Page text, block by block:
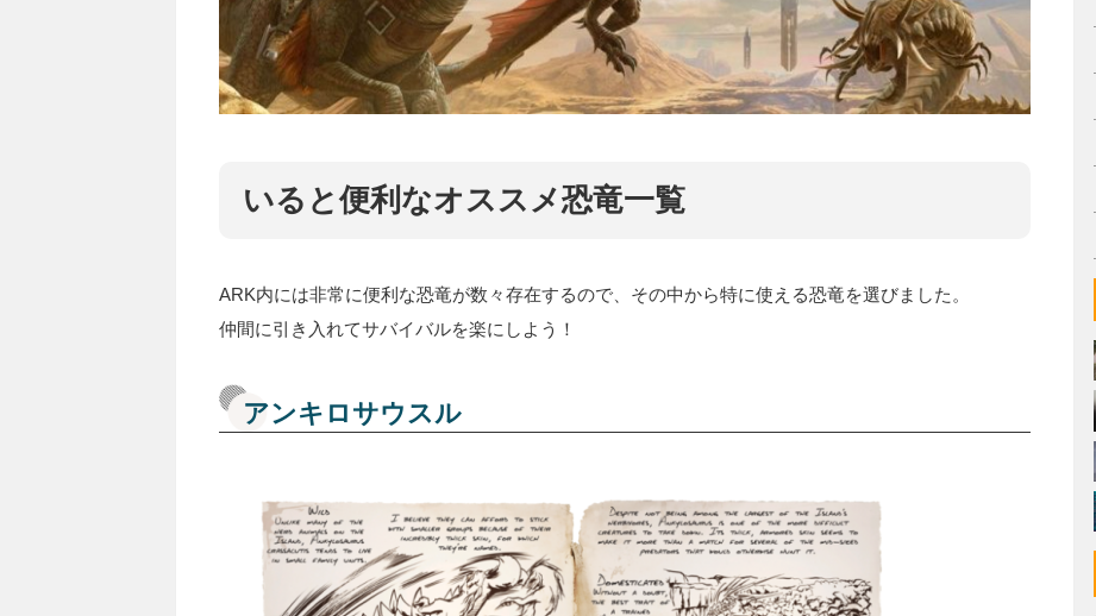
いると便利なオススメ恐竜一覧
ARK内には非常に便利な恐竜が数々存在するので、その中から特に使える恐竜を選びました。
仲間に引き入れてサバイバルを楽にしよう！
アンキロサウスル